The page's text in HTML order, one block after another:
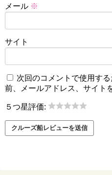
メール ※
サイト
次回のコメントで使用す
前、メールアドレス、サイト
５つ星評価: